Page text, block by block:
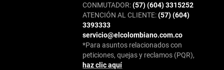
CONMUTADOR:(57) (604) 3315252
ATENCIÓN AL CLIENTE:(57) (604)
3393333
servicio@elcolombiano.com.co
*Para asuntos relacionados con
peticiones, quejas y reclamos (PQR),
haz clic aquí